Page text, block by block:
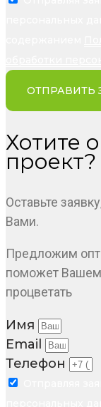
ОТПРАВИТЬ
Хотите
проект?
Оставьте
Вами.
Предложим
поможет
процветать
Имя
Email
Телефон